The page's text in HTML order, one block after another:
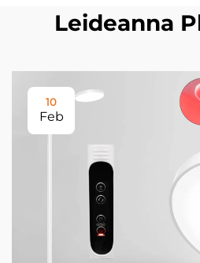
Leideanna
10
Feb